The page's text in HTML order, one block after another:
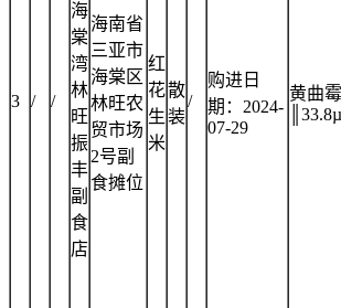
3 / /
海
棠
湾
林
旺
振
丰
副
食
店
海南省
三亚市
海棠区
林旺农
贸市场
2号副
食摊位
红
花
生
米
散
装
/
购进日
期：2024-
07-29
黄曲